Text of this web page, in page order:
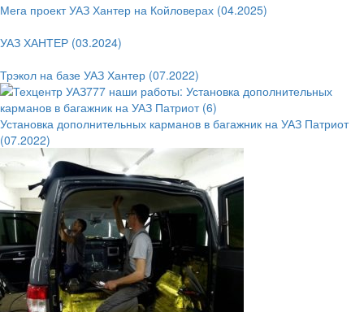
Мега проект УАЗ Хантер на Койловерах (04.2025)
УАЗ ХАНТЕР (03.2024)
Трэкол на базе УАЗ Хантер (07.2022)
Установка дополнительных карманов в багажник на УАЗ Патриот
(07.2022)